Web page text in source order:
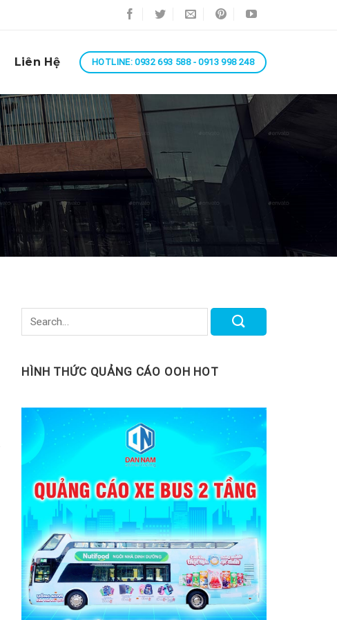
Liên Hệ HOTLINE: 0932 693 588 - 0913 998 248
HÌNH THỨC QUẢNG CÁO OOH HOT